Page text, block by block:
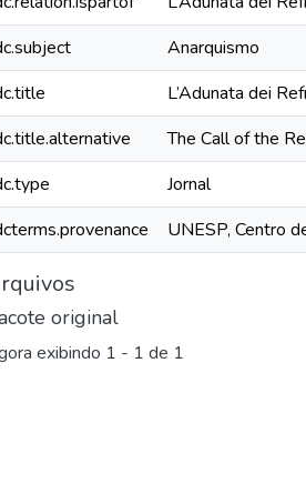
Anarquismo
L’Adunata dei
The Call of the
Jornal
UNESP, Centro
original
exibindo 1 - 1 de 1